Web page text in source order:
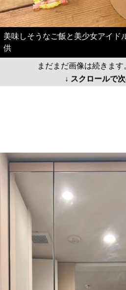
美味しそうなご飯と美少女アイ
供
まだまだ画像は続きます
↓ スクロールで